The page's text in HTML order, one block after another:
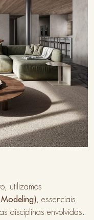
utilizamos
, essenciais
disciplinas envolvidas.